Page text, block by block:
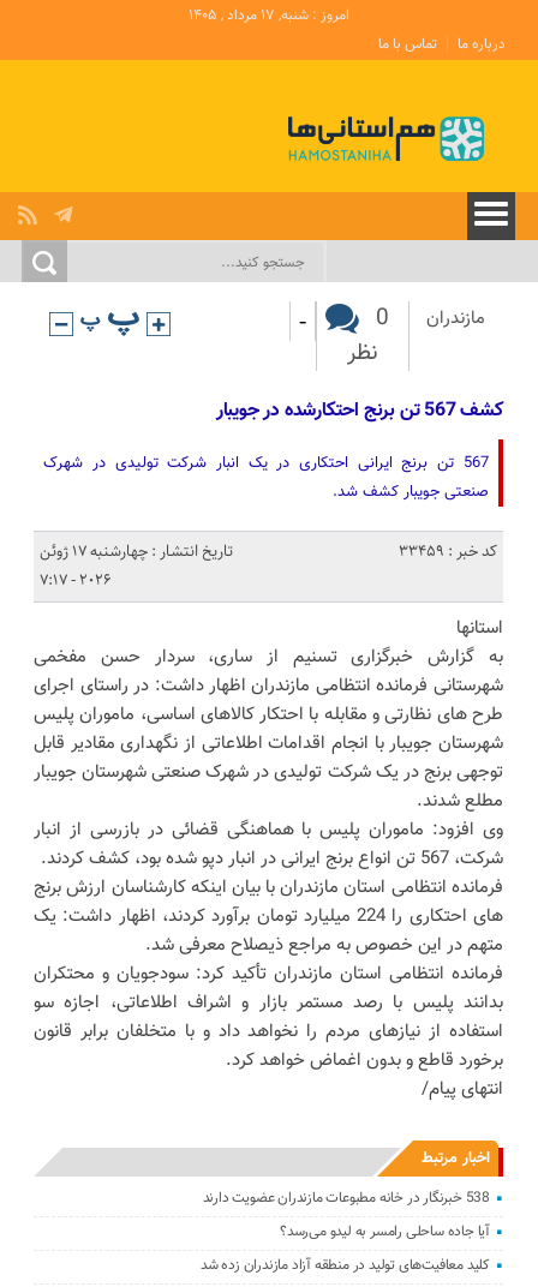
امروز : شنبه, ۱۷ مرداد , ۱۴۰۵
درباره ما
تماس با ما
مازندران
0
نظر
-
کشف 567 تن برنج احتکارشده‌‌ در جویبار
567 تن برنج ایرانی احتکاری در یک انبار شرکت تولیدی در شهرک
صنعتی جویبار کشف شد.
کد خبر : 33459
تاریخ انتشار : چهارشنبه 17 ژوئن
2026 - 7:17
استانها
به گزارش خبرگزاری تسنیم از ساری، سردار حسن مفخمی
شهرستانی فرمانده انتظامی مازندران اظهار داشت: در راستای اجرای
طرح های نظارتی و مقابله با احتکار کالاهای اساسی، ماموران پلیس
شهرستان جویبار با انجام اقدامات اطلاعاتی از نگهداری مقادیر قابل
توجهی برنج در یک شرکت تولیدی در شهرک صنعتی شهرستان جویبار
مطلع شدند.
وی افزود: ماموران پلیس با هماهنگی قضائی در بازرسی از انبار
شرکت، 567 تن انواع برنج ایرانی در انبار دپو شده بود، کشف کردند.
فرمانده انتظامی استان مازندران با بیان اینکه کارشناسان ارزش برنج
های احتکاری را 224 میلیارد تومان برآورد کردند، اظهار داشت: یک
متهم در این خصوص به مراجع ذیصلاح معرفی شد.
فرمانده انتظامی استان مازندران تأکید کرد: سودجویان و محتکران
بدانند پلیس با رصد مستمر بازار و اشراف اطلاعاتی، اجازه سو
استفاده از نیازهای مردم را نخواهد داد و با متخلفان برابر قانون
برخورد قاطع و بدون اغماض خواهد کرد.
انتهای پیام/
اخبار مرتبط
538 خبرنگار در خانه مطبوعات مازندران عضویت دارند
آیا جاده ساحلی رامسر به لیدو می‌رسد؟
کلید معافیت‌های تولید در منطقه آزاد مازندران زده شد